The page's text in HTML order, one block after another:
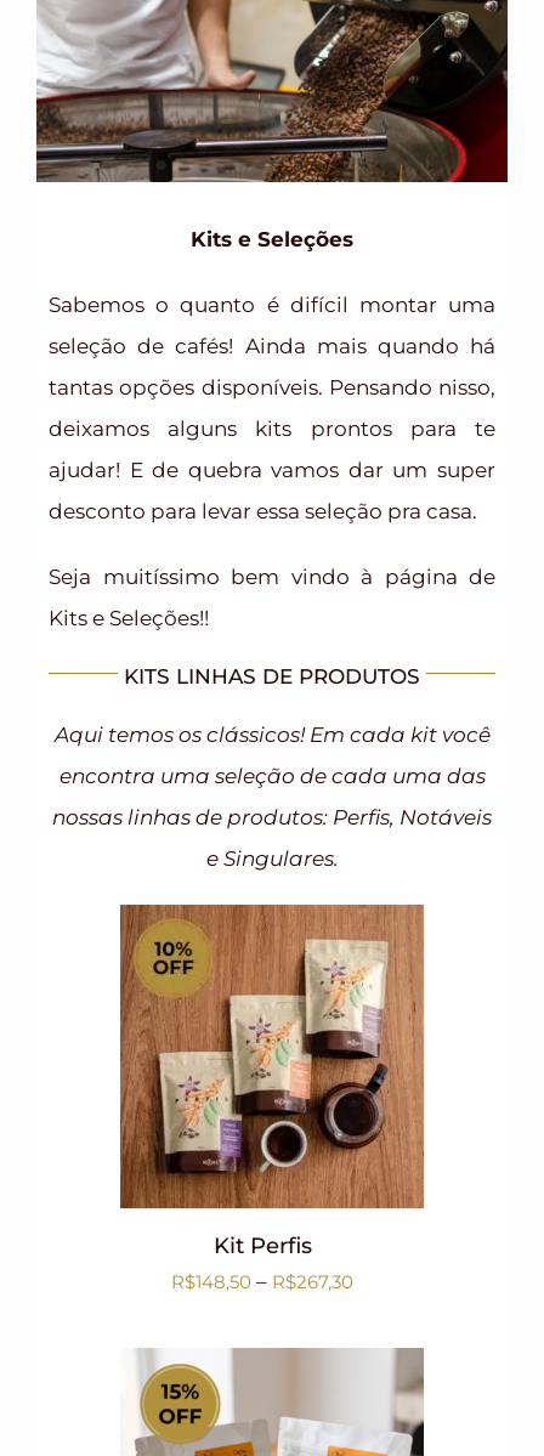
Kits e Seleções
Sabemos o quanto é difícil montar uma
seleção de cafés! Ainda mais quando há
tantas opções disponíveis. Pensando nisso,
deixamos alguns kits prontos para te
ajudar! E de quebra vamos dar um super
desconto para levar essa seleção pra casa.
Seja muitíssimo bem vindo à página de
Kits e Seleções!!
KITS LINHAS DE PRODUTOS
Aqui temos os clássicos! Em cada kit você
encontra uma seleção de cada uma das
nossas linhas de produtos: Perfis, Notáveis
e Singulares.
Kit Perfis
R$148,50 – R$267,30